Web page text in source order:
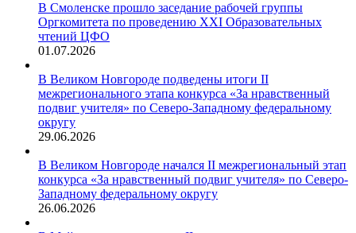
В Смоленске прошло заседание рабочей группы
Оргкомитета по проведению XXI Образовательных
чтений ЦФО
01.07.2026
В Великом Новгороде подведены итоги II
межрегионального этапа конкурса «За нравственный
подвиг учителя» по Северо-Западному федеральному
округу
29.06.2026
В Великом Новгороде начался II межрегиональный этап
конкурса «За нравственный подвиг учителя» по Северо-
Западному федеральному округу
26.06.2026